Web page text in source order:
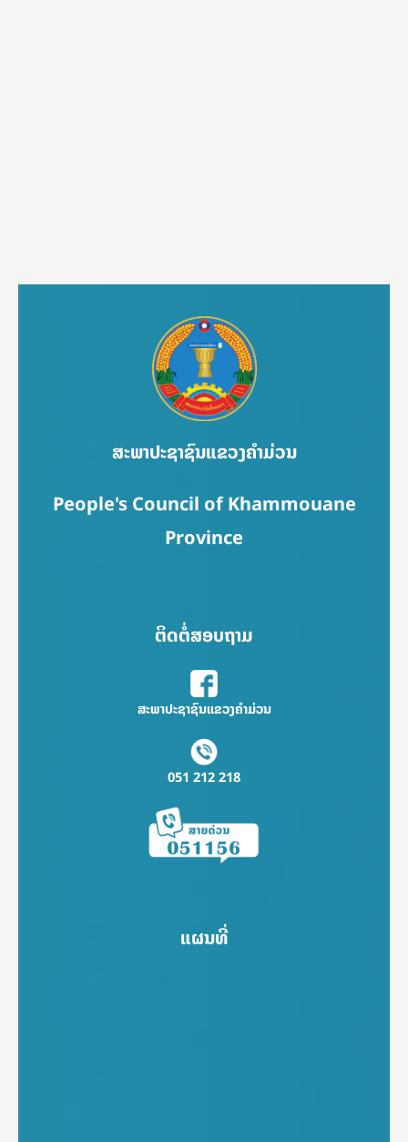
ສະພາປະຊາຊົນແຂວງຄຳມ່ວນ
People's Council of Khammouane
Province
ຕິດຕໍ່ສອບຖາມ
ສະພາປະຊາຊົນແຂວງຄຳມ່ວນ
051 212 218
ແຜນທີ່